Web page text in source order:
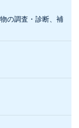
の調査・診断、補